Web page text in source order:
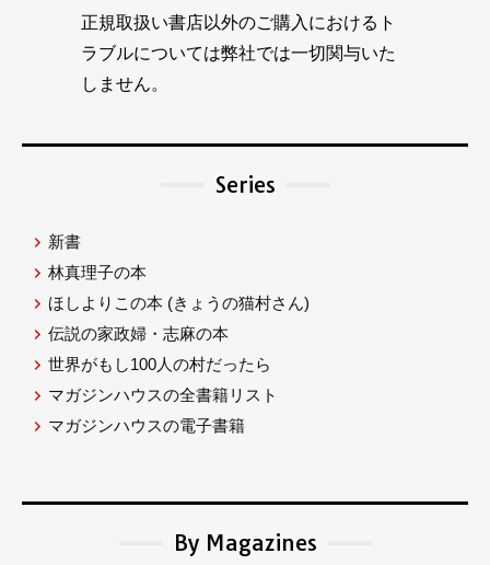
正規取扱い書店以外のご購入におけるト
ラブルについては弊社では一切関与いた
しません。
Series
新書
林真理子の本
ほしよりこの本 (きょうの猫村さん)
伝説の家政婦・志麻の本
世界がもし100人の村だったら
マガジンハウスの全書籍リスト
マガジンハウスの電子書籍
By Magazines